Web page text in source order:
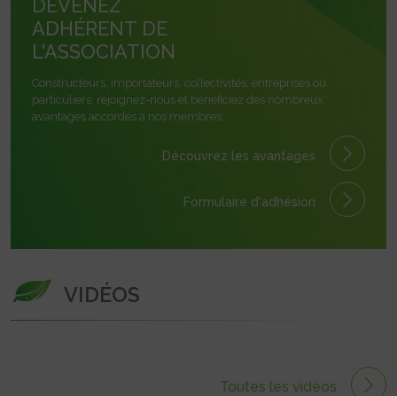
DEVENEZ
ADHÉRENT DE
L'ASSOCIATION
Constructeurs, importateurs, collectivités, entreprises ou
particuliers, rejoignez-nous et bénéficiez des nombreux
avantages accordés à nos membres.
Découvrez les avantages
Formulaire d'adhésion
VIDÉOS
Toutes les vidéos